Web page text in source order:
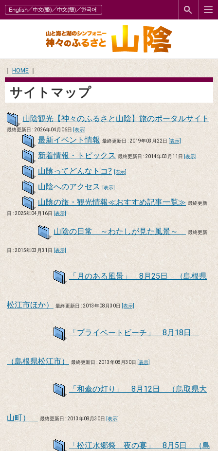
HOME
サイトマップ
山陰観光【神々のふるさと山陰】旅のポータルサイト
最終更新日 : 2026年04月06日 [表示]
最新イベント情報 最終更新日 : 2019年03月22日 [表示]
新着情報・トピックス 最終更新日 : 2014年03月11日 [表示]
山陰ってどんなトコ? [表示]
山陰へのアクセス [表示]
山陰の旅・観光情報≪おすすめ記事一覧≫ 最終更新
日 : 2025年04月16日
[表示]
山陰の日常 ～わたしが見た風景～ 最終更新
日 : 2015年03月31日 [表示]
「月のある風景」 8月25日 （島根県
松江市ほか） 最終更新日 : 2013年08月30日 [表示]
「プライベートビーチ」 8月18日
（島根県松江市） 最終更新日 : 2013年08月30日 [表示]
「和傘の灯り」 8月12日 （鳥取県大
山町） 最終更新日 : 2013年08月30日 [表示]
「松江水郷祭 夜の宴」 8月5日 （島